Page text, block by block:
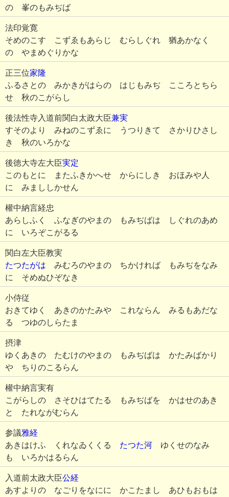
の 峯のもみぢば
法印覚寛
そめのこす こずゑもあらじ むらしぐれ 猶あかなく
の やまめぐりかな
正三位家隆
ふるさとの みかきがはらの はじもみぢ こころとちら
せ 秋のこがらし
後法性寺入道前関白太政大臣兼実
すそのより みねのこずゑに うつりきて さかりひさし
き 秋のいろかな
後徳大寺左大臣実定
このもとに またふきかへせ からにしき おほみや人
に みまししかせん
權中納言経忠
あらしふく ふなぎのやまの もみぢばは しぐれのあめ
に いろぞこがるる
関白左大臣教実
たつたがは みむろのやまの ちかければ もみぢをなみ
に そめぬひぞなき
小侍従
おきてゆく あきのかたみや これならん みるもあだな
る つゆのしらたま
摂津
ゆくあきの たむけのやまの もみぢばは かたみばかり
や ちりのこるらん
權中納言実有
こがらしの さそひはてたる もみぢばを かはせのあき
と たれながむらん
参議雅経
あきはけふ くれなゐくくる たつた河 ゆくせのなみ
も いろかはるらん
入道前太政大臣公経
あすよりの なごりをなにに かこたまし あひもおもは